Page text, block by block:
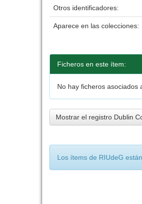
Otros identificadores:
Aparece en las colecciones:
Ficheros en este ítem:
No hay ficheros asociados
Mostrar el registro Dublin
Los ítems de RIUdeG